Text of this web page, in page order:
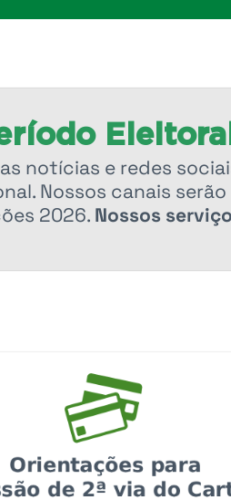
notícias e redes
Nossos canais
2026. Nossos